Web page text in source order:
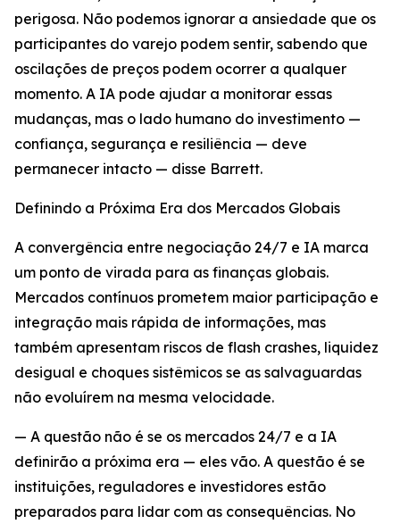
perigosa. Não podemos ignorar a ansiedade que os
participantes do varejo podem sentir, sabendo que
oscilações de preços podem ocorrer a qualquer
momento. A IA pode ajudar a monitorar essas
mudanças, mas o lado humano do investimento —
confiança, segurança e resiliência — deve
permanecer intacto — disse Barrett.
Definindo a Próxima Era dos Mercados Globais
A convergência entre negociação 24/7 e IA marca
um ponto de virada para as finanças globais.
Mercados contínuos prometem maior participação e
integração mais rápida de informações, mas
também apresentam riscos de flash crashes, liquidez
desigual e choques sistêmicos se as salvaguardas
não evoluírem na mesma velocidade.
— A questão não é se os mercados 24/7 e a IA
definirão a próxima era — eles vão. A questão é se
instituições, reguladores e investidores estão
preparados para lidar com as consequências. No